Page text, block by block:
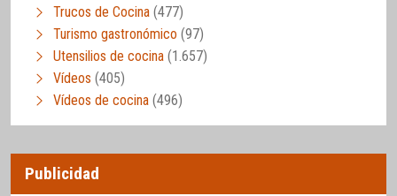
Trucos de Cocina (477)
Turismo gastronómico (97)
Utensilios de cocina (1.657)
Vídeos (405)
Vídeos de cocina (496)
Publicidad